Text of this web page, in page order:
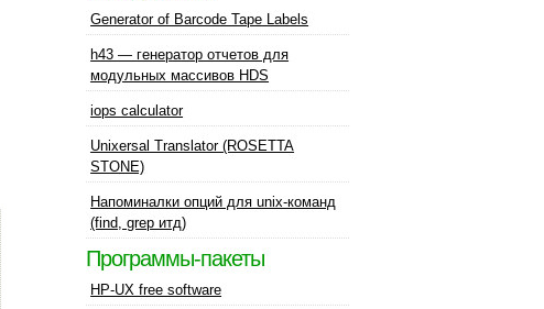
Generator of Barcode Tape Labels
h43 — генератор отчетов для
модульных массивов HDS
iops calculator
Unixersal Translator (ROSETTA
STONE)
Напоминалки опций для unix-команд
(find, grep итд)
Программы-пакеты
HP-UX free software